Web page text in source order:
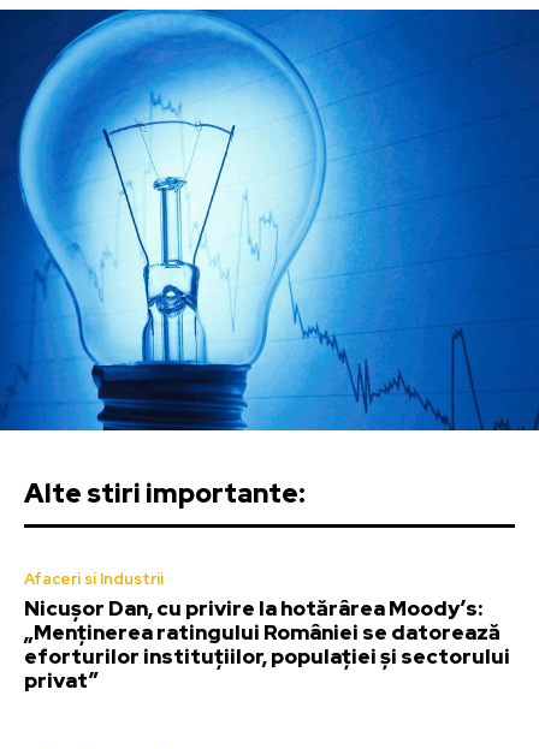
Alte stiri importante:
Afaceri si Industrii
Nicușor Dan, cu privire la hotărârea Moody’s:
„Menținerea ratingului României se datorează
eforturilor instituțiilor, populației și sectorului
privat”